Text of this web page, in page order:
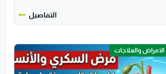
التفاصيل
الامراض والعلاجات